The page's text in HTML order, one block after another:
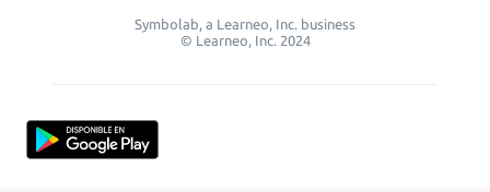
Symbolab, a Learneo, Inc. business
© Learneo, Inc. 2024